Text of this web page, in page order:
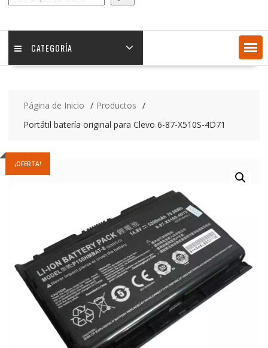
CATEGORÍA
Página de Inicio
Productos
Portátil batería original para Clevo 6-87-X510S-4D71
¡OFERTA!